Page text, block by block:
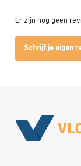
Er zijn nog geen
Schrijf je eigen